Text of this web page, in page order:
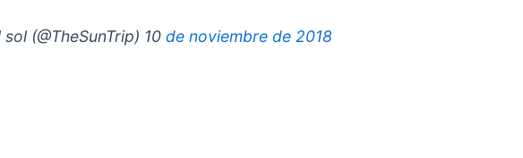
(@TheSunTrip) 10de noviembre de 2018